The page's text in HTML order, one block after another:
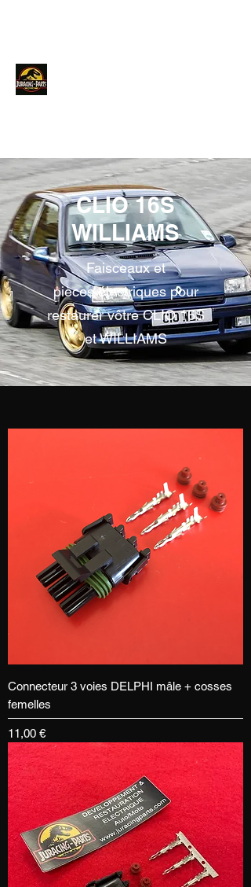
CLIO 16S
WILLIAMS
Faisceaux et
pièces électriques pour
restaurer vôtre CLIO 16S
et WILLIAMS
Connecteur 3 voies DELPHI mâle + cosses
femelles
Prix
11,00 €